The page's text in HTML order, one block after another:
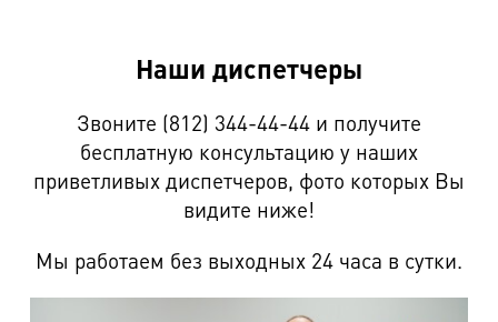
Изделия, комбинированные текстилем
Наши диспетчеры
Звоните (812) 344-44-44 и получите
бесплатную консультацию у наших
приветливых диспетчеров, фото которых Вы
видите ниже!
Мы работаем без выходных 24 часа в сутки.